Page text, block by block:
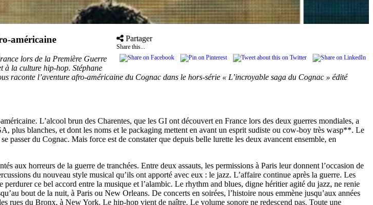
Partager
Share this...
américaine
lors de la Première Guerre
à la culture hip-hop. Stéphane
raconte l’aventure afro-américaine du Cognac dans le hors-série « L’incroyable saga du Cognac » édité
L’alcool brun des Charentes, que les GI ont découvert en France lors des deux guerres mondiales, a
plus blanches, et dont les noms et le packaging mettent en avant un esprit sudiste ou cow-boy très wasp**. Le
passer du Cognac. Mais force est de constater que depuis belle lurette les deux avancent ensemble, en
aux horreurs de la guerre de tranchées. Entre deux assauts, les permissions à Paris leur donnent l’occasion de
du nouveau style musical qu’ils ont apporté avec eux : le jazz. L’affaire continue après la guerre. Les
ce bel accord entre la musique et l’alambic. Le rhythm and blues, digne héritier agité du jazz, ne renie
bout de la nuit, à Paris ou New Orleans. De concerts en soirées, l’histoire nous emmène jusqu’aux années
rues du Bronx, à New York. Le hip-hop vient de naître. Le volume sonore ne redescend pas. Toute une